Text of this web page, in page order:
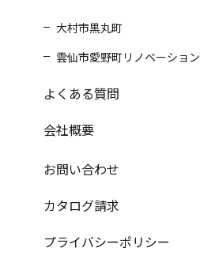
大村市黒丸町
雲仙市愛野町リノベーション
よくある質問
会社概要
お問い合わせ
カタログ請求
プライバシーポリシー